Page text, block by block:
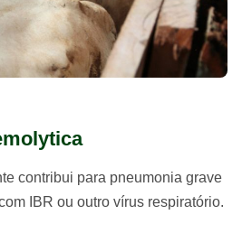
contribui para pneumonia grave
IBR ou outro vírus respiratório.